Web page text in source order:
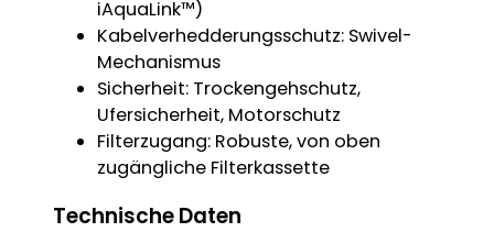
iAquaLink™)
Kabelverhedderungsschutz: Swivel-
Mechanismus
Sicherheit: Trockengehschutz,
Ufersicherheit, Motorschutz
Filterzugang: Robuste, von oben
zugängliche Filterkassette
Technische Daten